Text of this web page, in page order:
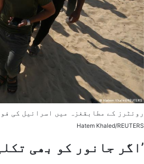
روئٹرز کے مطابقغزہ میں اسرائیل کی
Hatem Khaled/REUTERS
’اگر جانور کو بھی